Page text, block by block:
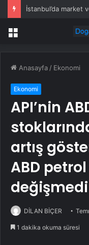
Menü
Anasayfa / Ekonomi
Ekonomi
API’nin
artış
ABD
değişmedi
DİLAN BİÇER
1 dakika okuma süresi